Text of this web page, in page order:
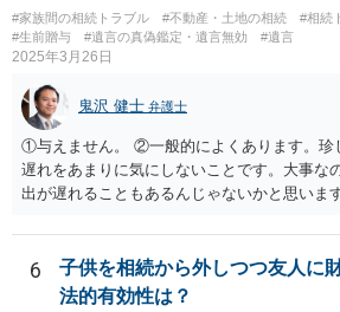
戻しをすべて免除する」というのがオーソド
心配ならば、弁護士のところに行って、特別
ついて説明した上で、適切な文言についてご
しょうか。
#家族間の相続トラブル #不動産・土地の相続
#相続
#生前贈与
#遺言の真偽鑑定・遺言無効 #遺言
2025年3月26日
鬼沢 健士 弁護士
①与えません。 ②一般的によくあります。珍
遅れをあまりに気にしないことです。大事な
出が遅れることもあるんじゃないかと思いま
6
子供を相続から外しつつ友人に
法的有効性は？